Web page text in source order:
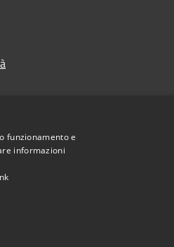
di Seggiano • Powered by
funzionamento e
informazioni